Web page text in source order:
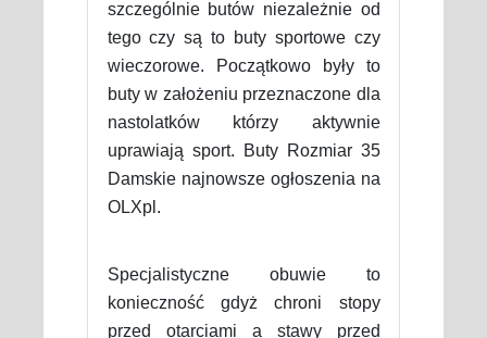
szczególnie butów niezależnie od
tego czy są to buty sportowe czy
wieczorowe. Początkowo były to
buty w założeniu przeznaczone dla
nastolatków którzy aktywnie
uprawiają sport. Buty Rozmiar 35
Damskie najnowsze ogłoszenia na
OLXpl.
Specjalistyczne obuwie to
konieczność gdyż chroni stopy
przed otarciami a stawy przed